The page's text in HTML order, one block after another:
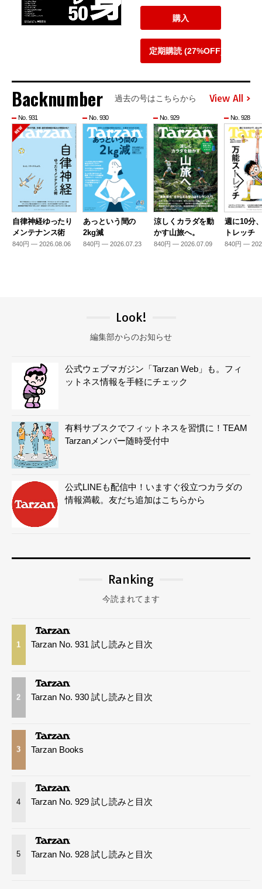
購入
定期購読 (27%OFF)
Backnumber 過去の号はこちらから View All
No. 931
自律神経ゆったり
メンテナンス術
840円 — 2026.08.06
No. 930
あっという間の
2kg減
840円 — 2026.07.23
No. 929
涼しくカラダを動
かす山旅へ。
840円 — 2026.07.09
No. 928
週に10分
トレッチ
840円 —
Look!
編集部からのお知らせ
公式ウェブマガジン「Tarzan Web」も。フィ
ットネス情報を手軽にチェック
有料サブスクでフィットネスを習慣に！TEAM
Tarzanメンバー随時受付中
公式LINEも配信中！いますぐ役立つカラダの
情報満載。友だち追加はこちらから
Ranking
今読まれてます
1 Tarzan No. 931 試し読みと目次
2 Tarzan No. 930 試し読みと目次
3 Tarzan Books
4 Tarzan No. 929 試し読みと目次
5 Tarzan No. 928 試し読みと目次